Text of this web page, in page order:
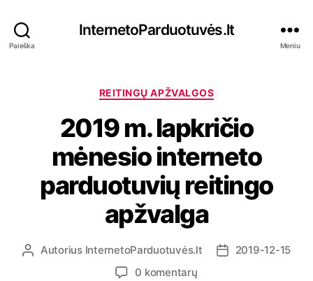
Paieška
InternetoParduotuvės.lt
Meniu
K
t
e
g
o
r
i
j
REITINGŲ APŽVALGOS
2019 m. lapkričio
mėnesio interneto
parduotuvių reitingo
apžvalga
Į
Autorius InternetoParduotuvės.lt
Į
2019-12-15
0 komentarųį